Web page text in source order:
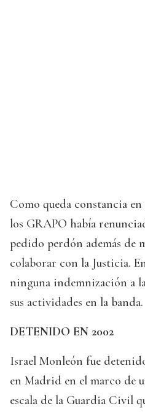
Como queda constancia
los GRAPO había
pedido perdón además de
colaborar con la Justicia.
ninguna indemnización a
sus actividades en la banda.
DETENIDO EN 2002
Israel Monleón fue
en Madrid en el marco de
escala de la Guardia Civil